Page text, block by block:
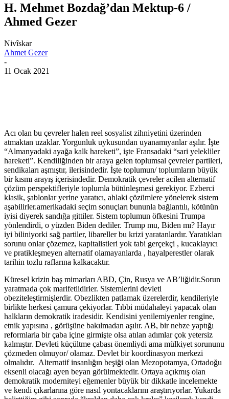
H. Mehmet Bozdağ’dan Mektup-6 /
Ahmed Gezer
Nivîskar
Ahmet Gezer
-
11 Ocak 2021
Acı olan bu çevreler halen reel sosyalist zihniyetini üzerinden
atmaktan uzaklar. Yorgunluk uykusundan uyanamıyanlar aşılır. İşte
“Almanyadaki ayağa kalk hareketi”, işte Fransadaki “sari yelekliler
hareketi”. Kendiliğinden bir araya gelen toplumsal çevreler partileri,
sendikaları aşmıştır, ilerisindedir. İşte toplumun/ toplumların büyük
bir kısmı arayış içerisindedir. Demokratik çevreler acilen alternatif
çözüm perspektifleriyle toplumla bütünleşmesi gerekiyor. Ezberci
klasik, şablonlar yerine yaratıcı, ahlaki çözümlere yönelerek sistem
aşabilirler.amerikadaki seçim sonuçları bununla bağlantılı, kötünün
iyisi diyerek sandığa gittiler. Sistem toplumun öfkesini Trumpa
yönlendirdi, o yüzden Biden dediler. Trump mu, Biden mı? Hayır
iyi biliniyorki sağ partiler, libareller bu krizi yaratanlardır. Yaratıkları
sorunu onlar çözemez, kapitalistleri yok tabi gerçekçi , kucaklayıcı
ve pratikleşmeyen alternatif olamayanlarda , hayalperestler olarak
tarihin tozlu raflarına kalkacaktır.
Küresel krizin baş mimarları ABD, Çin, Rusya ve AB’liğidir.Sorun
yaratmada çok marifetlidirler. Sistemlerini devleti
obeziteleştirmişlerdir. Obezlikten patlamak üzerelerdir, kendileriyle
birlikte herkesi çamura çekiyorlar. Tıbbi müdahaleyi yapacak olan
halkların demokratik iradesidir. Kendisini yenilemiyenler rengine,
etnik yapısına , görüşüne bakılmadan aşılır. AB, bir nebze yaptığı
reformlarla bir çaba içine girmişte olsa atılan adımlar çok yetersiz
kalmıştır. Devleti küçültme çabası önemliydi ama mülkiyet sorununu
çözmeden olmuyor/ olamaz. Devlet bir koordinasyon merkezi
olmalıdır. Alternatif insanlığın beşiği olan Mezopotamya, Ortadoğu
eksenli olacağı ayen beyan görülmektedir. Ortaya açıkmış olan
demokratik moderniteyi eğemenler büyük bir dikkatle incelemekte
ve kendi çıkarlarına göre nasıl yontacaklarını araştırıyorlar. Yukarda